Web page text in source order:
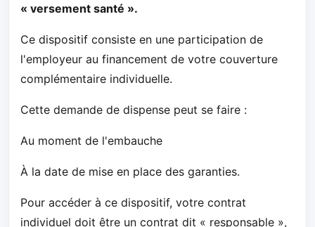
« versement santé ».
Ce dispositif consiste en une participation de
l'employeur au financement de votre couverture
complémentaire individuelle.
Cette demande de dispense peut se faire :
Au moment de l'embauche
À la date de mise en place des garanties.
Pour accéder à ce dispositif, votre contrat
individuel doit être un contrat dit « responsable »,